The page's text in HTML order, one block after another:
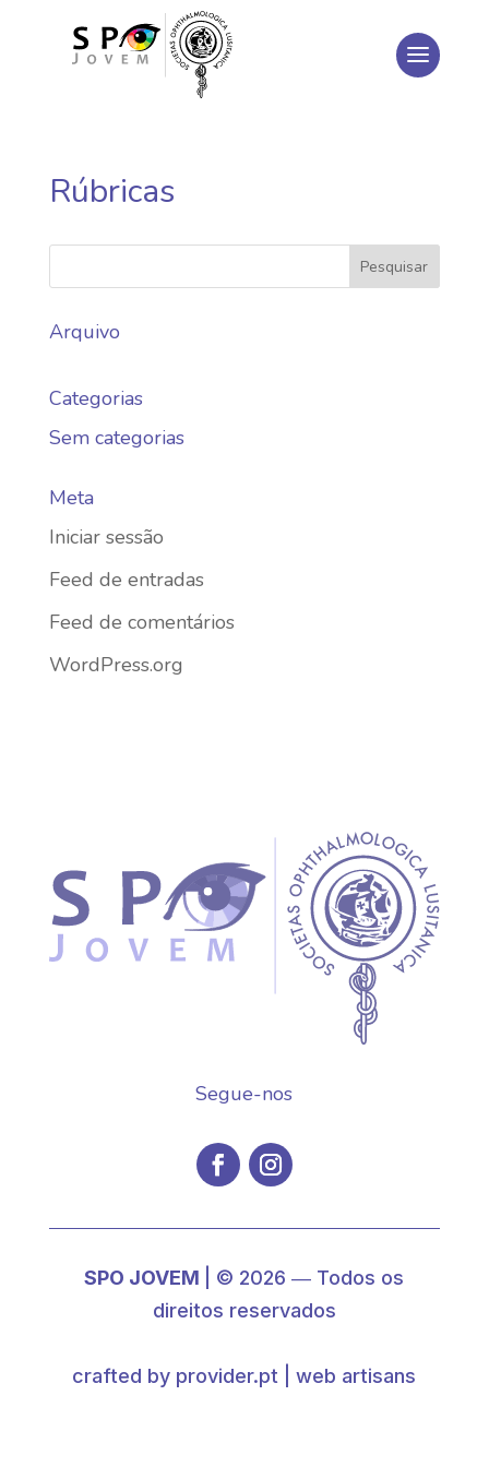
Rúbricas
Arquivo
Categorias
Sem categorias
Meta
Iniciar sessão
Feed de entradas
Feed de comentários
WordPress.org
Segue-nos
SPO JOVEM
| © 2026 ― Todos os
direitos reservados
crafted by provider.pt | web artisans